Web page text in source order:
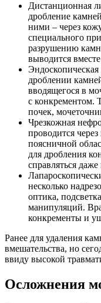
Дистанционная
дробление
ними – через
специального
разрушению
выводится
дроблении
вводящегося в
с конкрементом.
почек,
Чрезкожная
проводится
поясничной
для дробления
справляться
несколько
оптика,
манипуляций.
конкременты и
Ранее для удаления
вмешательства, но
ввиду высокой
Осложнения